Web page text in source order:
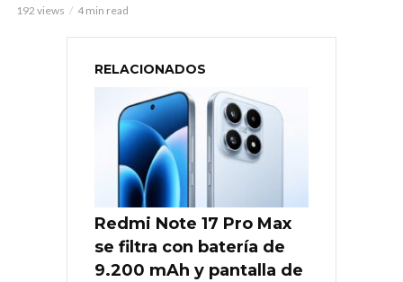
192 views 4 min read
RELACIONADOS
Redmi Note 17 Pro Max
se filtra con batería de
9.200 mAh y pantalla de